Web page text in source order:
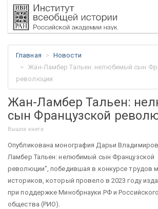
Главная
Новости
Жан-Ламбер Тальен: нелюбимый сын
революции
Жан-Ламбер Тальен:
сын Французской
Вышла книга
Опубликована монография Дарьи
Ламбер Тальен: нелюбимый сын Французской
революции", победившая в конкурсе трудов
историков, который провело в 2023 году
при поддержке Минобрнауки РФ и
общества (РИО).